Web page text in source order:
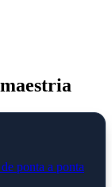
ponta a ponta